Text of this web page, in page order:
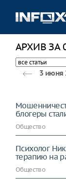
АРХИВ ЗА
3 июня
блогеры
Общество
Психолог
терапию на
Общество